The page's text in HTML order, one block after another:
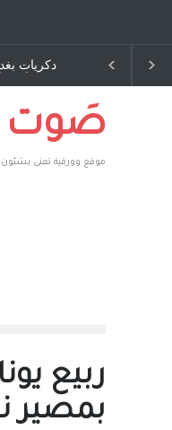
ٍ: عاشها وكتبها
المتحدة الامريكية
صَوت
موقع وورقية تعنى بشئون
ربيع
بمصير